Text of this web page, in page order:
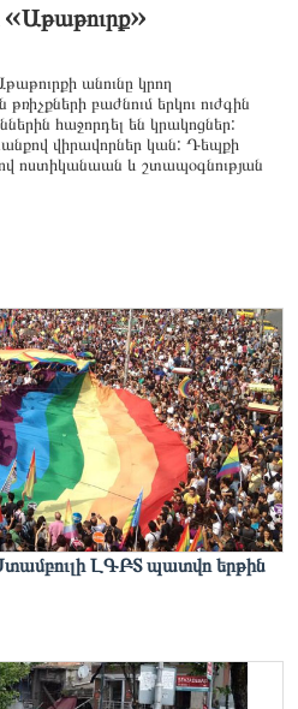
անունը կրող
բաժնում երկու ուժգին
հաջորդել են կրակոցներ:
վիրավորներ կան: Դեպքի
ոստիկանաան և շտապօգնության
ԼԳԲՏ պատվո երթին